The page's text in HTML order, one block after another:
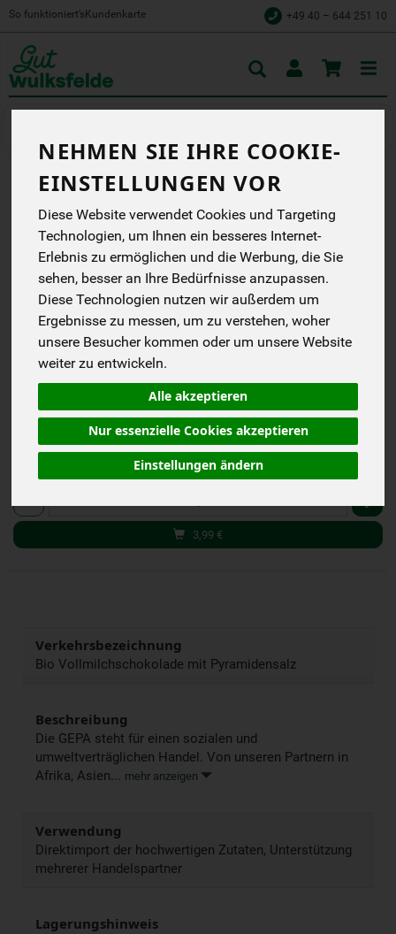
NEHMEN SIE IHRE COOKIE-
EINSTELLUNGEN VOR
Diese Website verwendet Cookies und Targeting
Technologien, um Ihnen ein besseres Internet-
Erlebnis zu ermöglichen und die Werbung, die Sie
sehen, besser an Ihre Bedürfnisse anzupassen.
Diese Technologien nutzen wir außerdem um
Ergebnisse zu messen, um zu verstehen, woher
unsere Besucher kommen oder um unsere Website
weiter zu entwickeln.
Alle akzeptieren
Nur essenzielle Cookies akzeptieren
Einstellungen ändern
So funktioniert’s Kundenkarte +49 40 – 644 251 10
SEL, 37%
Die GEPA handelt seit
1975 fair - aus
Überzeugung und mit
Leidenschaft.
Gepa
DN
3,99 €
(39,90 € / kg)
inkl. 7% MwSt.
100 g
3,99 €
Verkehrsbezeichnung
Bio Vollmilchschokolade mit Pyramidensalz
Beschreibung
Die GEPA steht für einen sozialen und
umweltverträglichen Handel. Von unseren Partnern in
Afrika, Asien... mehr anzeigen
Verwendung
Direktimport der hochwertigen Zutaten, Unterstützung
mehrerer Handelspartner
Lagerungshinweis
Toggle
cart